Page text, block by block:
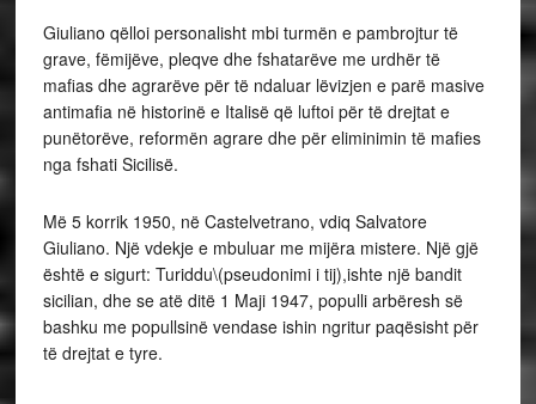
Giuliano qëlloi personalisht mbi turmën e pambrojtur të
grave, fëmijëve, pleqve dhe fshatarëve me urdhër të
mafias dhe agrarëve për të ndaluar lëvizjen e parë masive
antimafia në historinë e Italisë që luftoi për të drejtat e
punëtorëve, reformën agrare dhe për eliminimin të mafies
nga fshati Sicilisë.
Më 5 korrik 1950, në Castelvetrano, vdiq Salvatore
Giuliano. Një vdekje e mbuluar me mijëra mistere. Një gjë
është e sigurt: Turiddu\(pseudonimi i tij),ishte një bandit
sicilian, dhe se atë ditë 1 Maji 1947, populli arbëresh së
bashku me popullsinë vendase ishin ngritur paqësisht për
të drejtat e tyre.